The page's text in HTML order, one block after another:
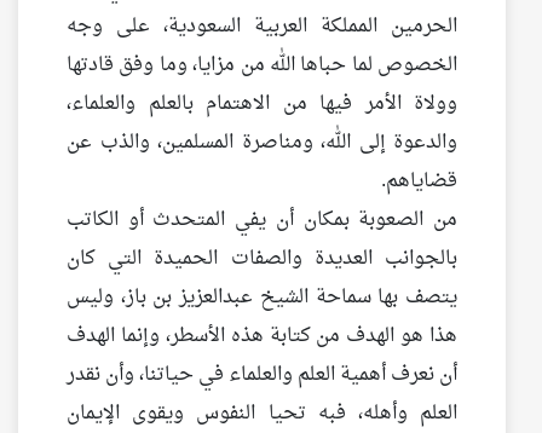
الحرمين المملكة العربية السعودية، على وجه
الخصوص لما حباها الله من مزايا، وما وفق قادتها
وولاة الأمر فيها من الاهتمام بالعلم والعلماء،
والدعوة إلى الله، ومناصرة المسلمين، والذب عن
قضاياهم.
من الصعوبة بمكان أن يفي المتحدث أو الكاتب
بالجوانب العديدة والصفات الحميدة التي كان
يتصف بها سماحة الشيخ عبدالعزيز بن باز، وليس
هذا هو الهدف من كتابة هذه الأسطر، وإنما الهدف
أن نعرف أهمية العلم والعلماء في حياتنا، وأن نقدر
العلم وأهله، فبه تحيا النفوس ويقوى الإيمان